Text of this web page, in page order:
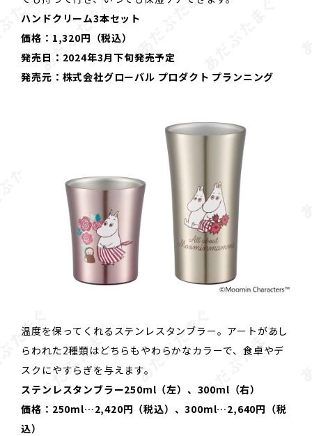
ハンドクリーム3本セット
価格：1,320円（税込）
発売日：2024年3月下旬発売予定
発売元：株式会社グローバル プロダクト プランニング
温度を保ってくれるステンレスタンブラー。アートがあし
らわれた2種類はどちらもやわらかなカラーで、食卓やデ
スクにやすらぎを与えます。
ステンレスタンブラー250ml（左）、300ml（右）
価格：250ml…2,420円（税込）、300ml…2,640円（税
込）